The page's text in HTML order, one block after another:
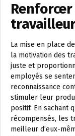
La mise en place
la motivation des
juste et
employés se
reconnaissance
stimuler leur
positif. En sachant
récompensés, les
meilleur d’eux-